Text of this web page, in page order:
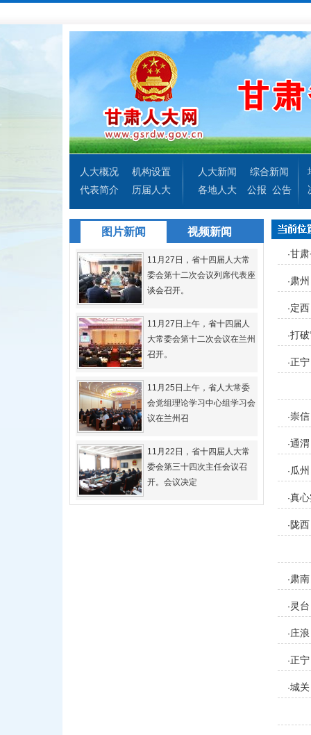
人大概况
机构设置
代表简介
历届人大
人大新闻
综合新闻
各地人大
公报 公告
图片新闻 视频新闻
11月27日，省十四届人大常
委会第十二次会议列席代表座
谈会召开。
11月27日上午，省十四届人
大常委会第十二次会议在兰州
召开。
11月25日上午，省人大常委
会党组理论学习中心组学习会
议在兰州召
11月22日，省十四届人大常
委会第三十四次主任会议召
开。会议决定
·甘
·肃
·定
·打
·正
·崇
·通
· 瓜
·真
· 陇
·肃
· 灵
·庄
·正
·城